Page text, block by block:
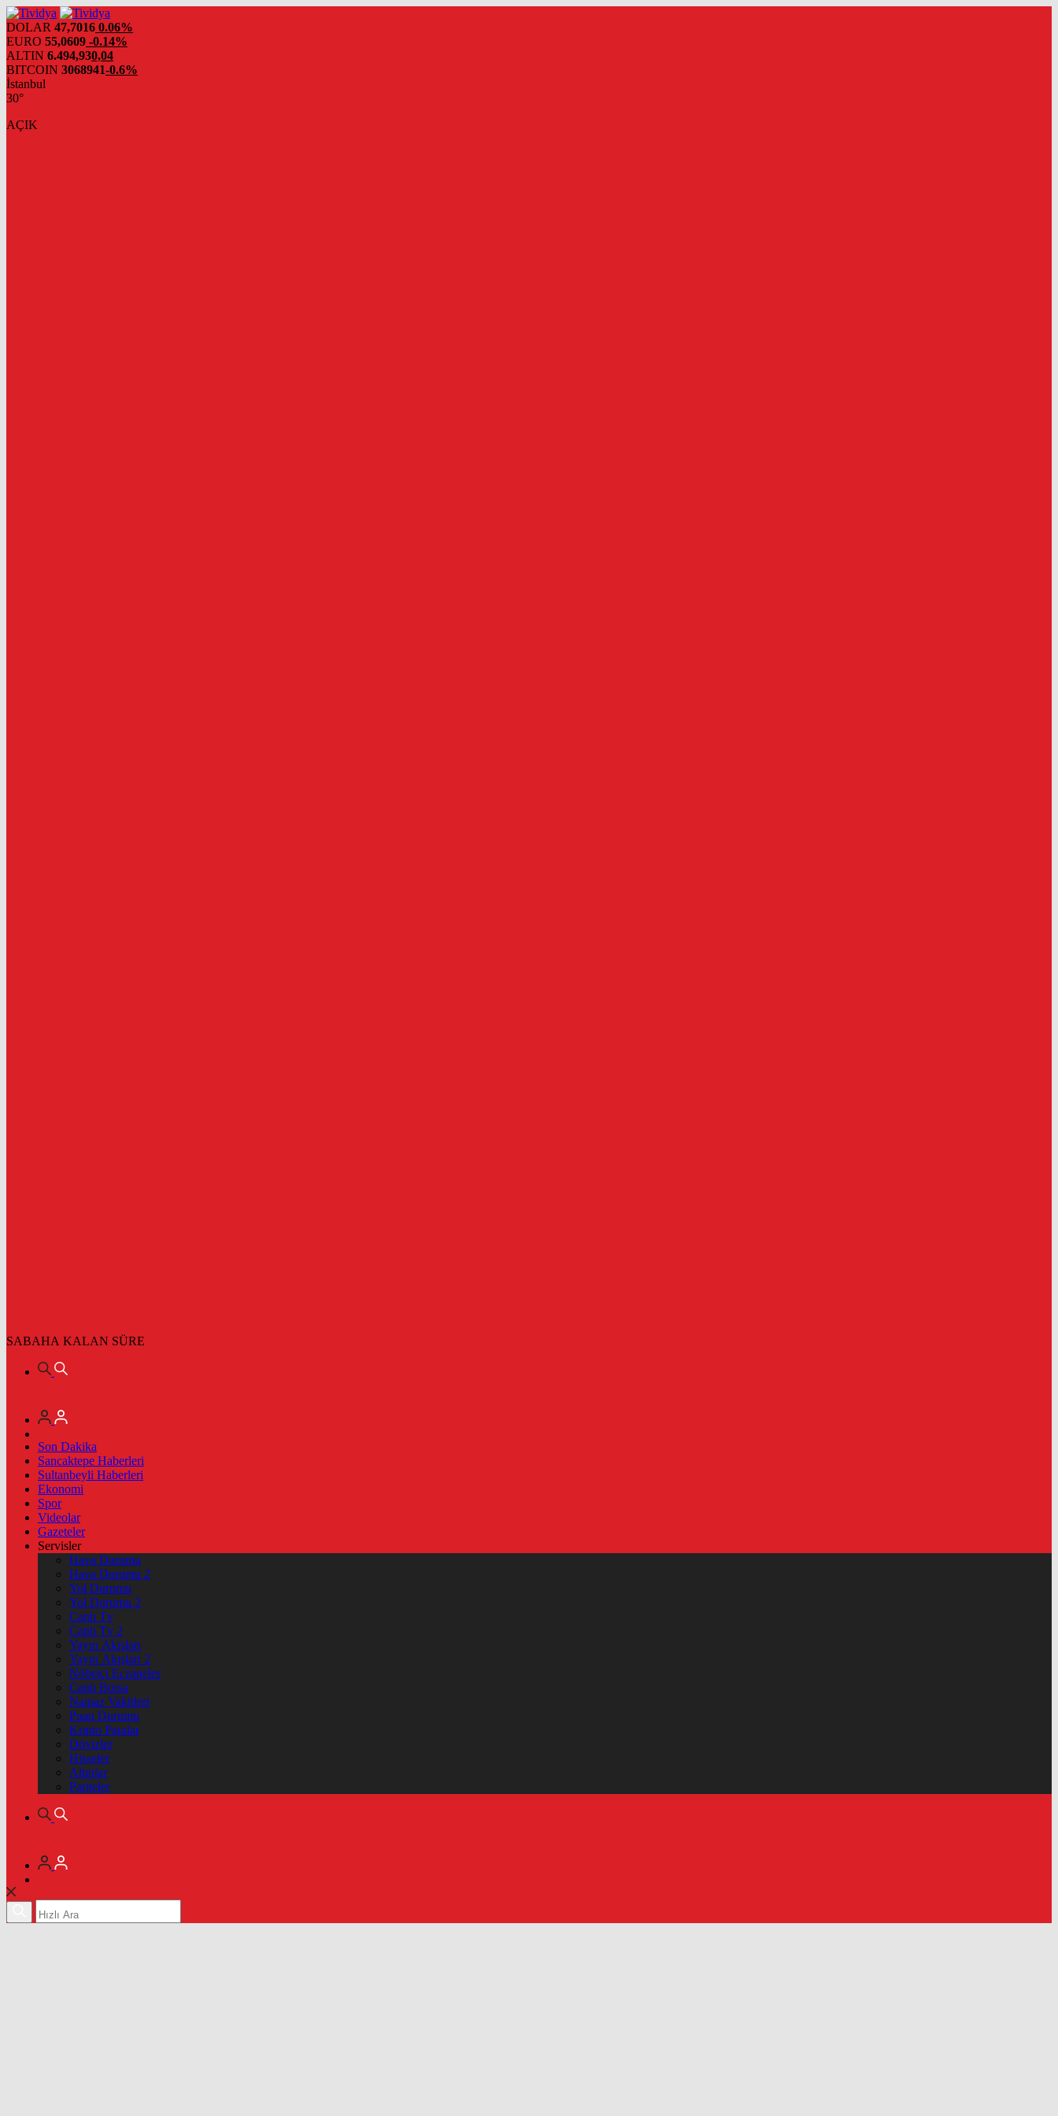
evden
eve
nakliyat
DOLAR 47,7016 0.06%
EURO 55,0609 -0.14%
ALTIN 6.494,930,04
BITCOIN 3068941-0.6%
İstanbul
30°
AÇIK
SABAHA KALAN SÜRE
Son Dakika
Sancaktepe Haberleri
Sultanbeyli Haberleri
Ekonomi
Spor
Videolar
Gazeteler
Servisler
Hava Durumu
Hava Durumu 2
Yol Durumu
Yol Durumu 2
Canlı Tv
Canlı Tv 2
Yayın Akışları
Yayın Akışları 2
Nöbetçi Eczaneler
Canlı Borsa
Namaz Vakitleri
Puan Durumu
Kripto Paralar
Dövizler
Hisseler
Altınlar
Pariteler